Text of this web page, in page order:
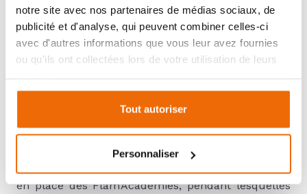
notre site avec nos partenaires de médias sociaux, de
publicité et d'analyse, qui peuvent combiner celles-ci
avec d'autres informations que vous leur avez fournies
ou qu'ils ont collectées lors de votre utilisation de leurs
Tout autoriser
Personnaliser
Nous sommes également un installeur de
chauffage au bois certifié RGE : pose propre, qui
respecte les normes en vigueur, explications
d’une garantie tranquillité.
Nous sommes persuadés que nos poêles à
granulés à Nantes délivrent tout leur potentiel que
lorsqu’ils sont bien utilisés. Aussi, nous avons mis
en place des Flam’Académies, pendant lesquelles